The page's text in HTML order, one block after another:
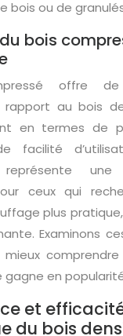
bois ou de
bois
offre de
rapport au bois
en termes de
facilité
une
ceux qui
plus
Examinons
gagne en
et
du bois